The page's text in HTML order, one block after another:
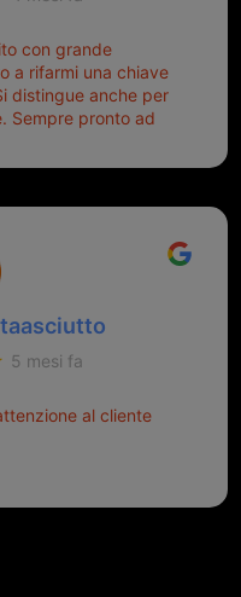
con grande
a rifarmi una chiave
distingue anche per
Sempre pronto ad
5 mesi fa
al cliente